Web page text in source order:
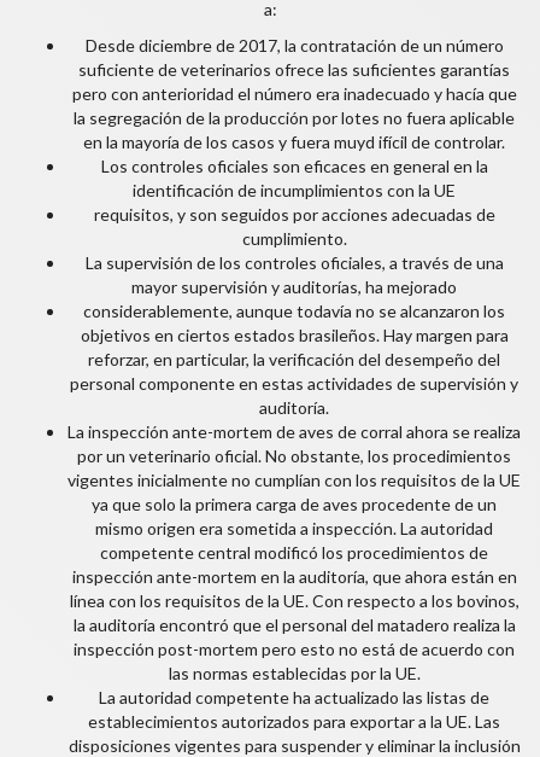
a:
Desde diciembre de 2017, la contratación de un número
suficiente de veterinarios ofrece las suficientes garantías
pero con anterioridad el número era inadecuado y hacía que
la segregación de la producción por lotes no fuera aplicable
en la mayoría de los casos y fuera muyd ifícil de controlar.
Los controles oficiales son eficaces en general en la
identificación de incumplimientos con la UE
requisitos, y son seguidos por acciones adecuadas de
cumplimiento.
La supervisión de los controles oficiales, a través de una
mayor supervisión y auditorías, ha mejorado
considerablemente, aunque todavía no se alcanzaron los
objetivos en ciertos estados brasileños. Hay margen para
reforzar, en particular, la verificación del desempeño del
personal componente en estas actividades de supervisión y
auditoría.
La inspección ante-mortem de aves de corral ahora se realiza
por un veterinario oficial. No obstante, los procedimientos
vigentes inicialmente no cumplían con los requisitos de la UE
ya que solo la primera carga de aves procedente de un
mismo origen era sometida a inspección. La autoridad
competente central modificó los procedimientos de
inspección ante-mortem en la auditoría, que ahora están en
línea con los requisitos de la UE. Con respecto a los bovinos,
la auditoría encontró que el personal del matadero realiza la
inspección post-mortem pero esto no está de acuerdo con
las normas establecidas por la UE.
La autoridad competente ha actualizado las listas de
establecimientos autorizados para exportar a la UE. Las
disposiciones vigentes para suspender y eliminar la inclusión